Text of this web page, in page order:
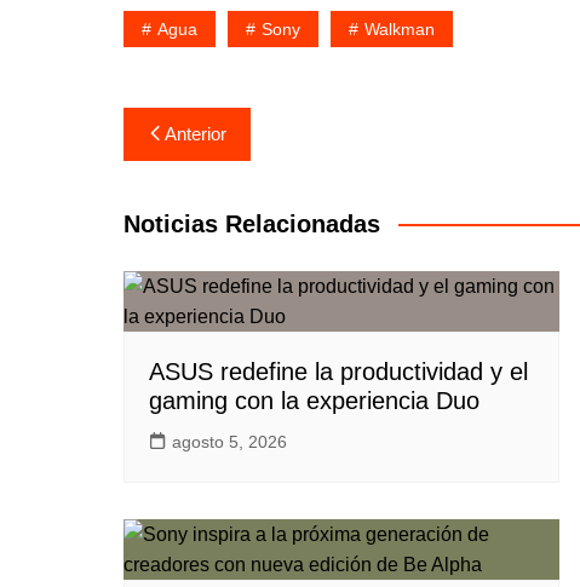
Agua Sony Walkman
Navegación
de
entradas
Anterior
Noticias Relacionadas
ASUS redefine la productividad y el
gaming con la experiencia Duo
agosto 5, 2026